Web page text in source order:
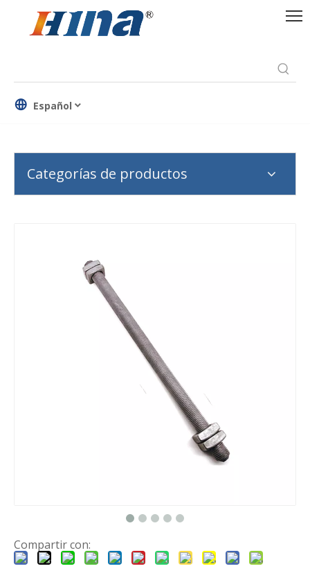
Español
Categorías de productos
Compartir con: